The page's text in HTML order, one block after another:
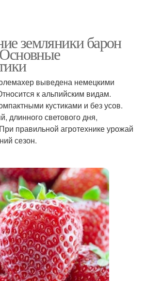
земляники барон
выведена немецкими
к альпийским видам.
кустиками и без усов.
длинного светового дня,
правильной агротехнике урожай
сезон.